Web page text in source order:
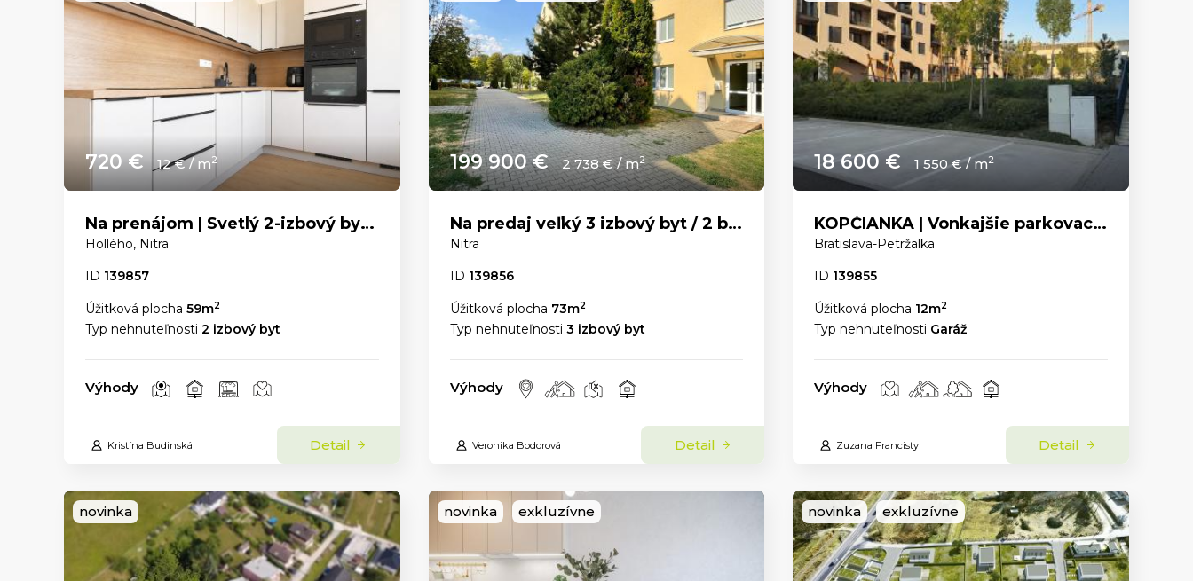
720 € 12 € / m2
Na prenájom | Svetlý 2-izbový byt s panoramatickým výhľadom v centre Nitry
Hollého, Nitra
ID 139857
Úžitková plocha 59m2
Typ nehnuteľnosti 2 izbový byt
Výhody
Kristína Budinská Detail
199 900 € 2 738 € / m2
Na predaj veľký 3 izbový byt / 2 balkóny / Čermáň
Nitra
ID 139856
Úžitková plocha 73m2
Typ nehnuteľnosti 3 izbový byt
Výhody
Veronika Bodorová Detail
18 600 € 1 550 € / m2
KOPČIANKA | Vonkajšie parkovacie státie
Bratislava-Petržalka
ID 139855
Úžitková plocha 12m2
Typ nehnuteľnosti Garáž
Výhody
Zuzana Francisty Detail
novinka novinka exkluzívne novinka exkluzívne